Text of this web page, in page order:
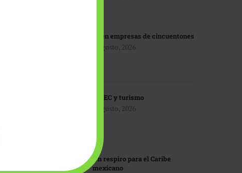
IA en empresas de cincuentones
3 agosto, 2026
TMEC y turismo
3 agosto, 2026
Un respiro para el Caribe
mexicano